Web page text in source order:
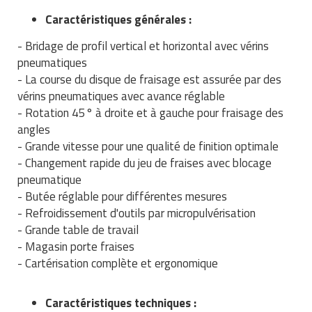
Ustensile cuisine professionnel
Vêtements personnalisés
Vitrines pour magasin
Traitement de l'air
Traitement des eaux
Trancheuse professionnelle
Transformateur électrique
Tubes et profilés
Tuyau flexible
Tuyau galvanisé
Tuyau renforcé
Ventilateurs et aération d'atelier
Tapis de bureau
Tapis et caillebotis
Traitement des surfaces
Traitement du linge
Vestiaires et casiers
Equipements de football
Equipements de karting
Equipements pour patinage
Equipements pour roller
Equipements pour skateboard
Equipements pour stade et terrain
sportif
Jeu gymnique
Loisirs
Pétrin professionnel
Piano de cuisson
Plats et plateaux
Pompes à sauce
Portes commandes restaurant
Présentoir pour restaurant
Réchaud professionnel
Réfrigérateur professionnel
Restauration foraine
Robinetterie professionnelle
Caractéristiques générales :
- Bridage de profil vertical et horizontal avec vérins
pneumatiques
- La course du disque de fraisage est assurée par des
vérins pneumatiques avec avance réglable
- Rotation 45° à droite et à gauche pour fraisage des
angles
- Grande vitesse pour une qualité de finition optimale
- Changement rapide du jeu de fraises avec blocage
pneumatique
- Butée réglable pour différentes mesures
- Refroidissement d'outils par micropulvérisation
- Grande table de travail
- Magasin porte fraises
- Cartérisation complète et ergonomique
Caractéristiques techniques :